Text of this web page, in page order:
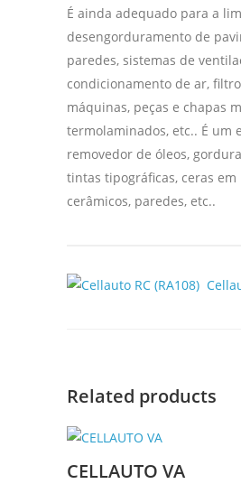
É ainda adequado para a
desengorduramento de
paredes, sistemas de
condicionamento de ar,
máquinas, peças e chapas
termolaminados, etc.. É um
removedor de óleos,
tintas tipográficas, ceras
cerâmicos, paredes, etc..
Related products
CELLAUTO VA